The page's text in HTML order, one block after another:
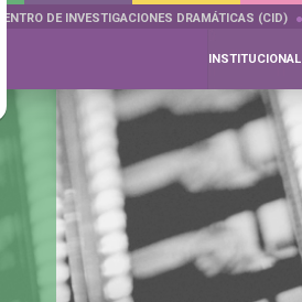
CENTRO DE INVESTIGACIONES DRAMÁTICAS (CID)
INSTITUCIONAL